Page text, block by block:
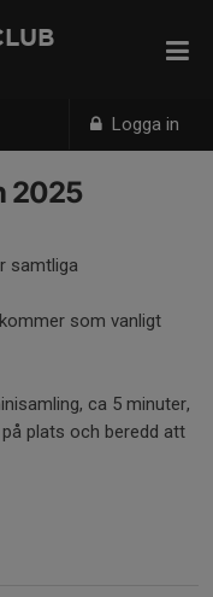
Logga in
2025
samtliga
som vanligt
ca 5 minuter,
plats och beredd att